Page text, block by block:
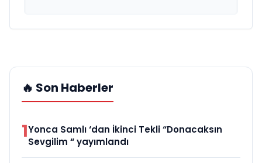
🔥 Son Haberler
1Yonca Samlı ‘dan İkinci Tekli “Donacaksın
Sevgilim “ yayımlandı